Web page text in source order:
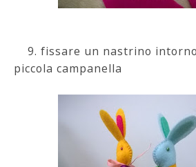
9. fissare un nastrino
piccola campanella